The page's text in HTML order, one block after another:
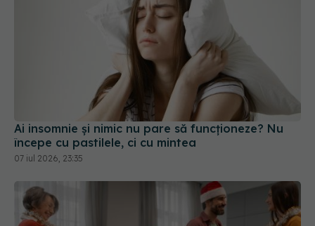
Ai insomnie și nimic nu pare să funcționeze? Nu
începe cu pastilele, ci cu mintea
07 iul 2026, 23:35